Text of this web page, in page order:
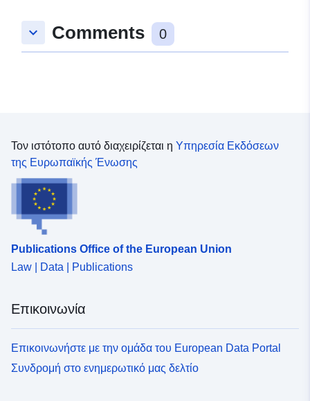
keyboard_arrow_down Comments 0
Τον ιστότοπο αυτό διαχειρίζεται η Υπηρεσία Εκδόσεων
της Ευρωπαϊκής Ένωσης
Publications Office of the European Union
Law | Data | Publications
Επικοινωνία
Επικοινωνήστε με την ομάδα του European Data Portal
Συνδρομή στο ενημερωτικό μας δελτίο